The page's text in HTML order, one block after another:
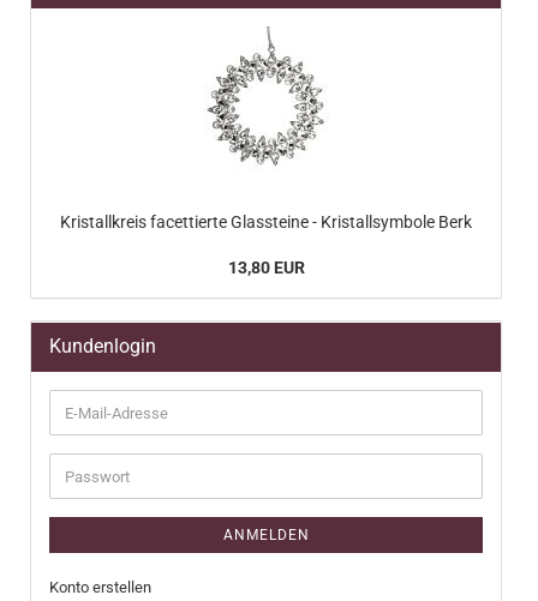
Kristallkreis facettierte Glassteine - Kristallsymbole Berk
13,80 EUR
Kundenlogin
E-
Mail-
Adresse
Passwort
ANMELDEN
Konto erstellen